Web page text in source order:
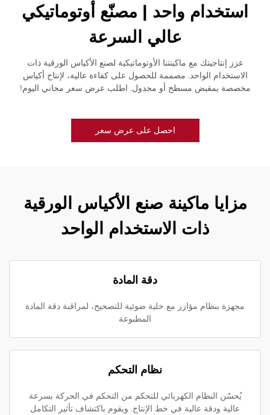
استخدام واحد | مصنّع أوتوماتيكي
عالي السرعة
عزز إنتاجيتك مع ماكينتنا الأوتوماتيكية لصنع الأكياس الورقية ذات
الاستخدام الواحد. مصممة للحصول على كفاءة عالية، لإنتاج أكياس
مخصصة بمقبض مسطح أو مجدول. اطلب عرض سعر مجاني اليوم!
احصل على عرض سعر
مزايا ماكينة صنع الأكياس الورقية
ذات الاستخدام الواحد
دقة المادة
مجهزة بنظام مؤازر مع خلية ضوئية للتصحيح، لمراقبة دقة المادة
المطبوعة
نظام التحكم
يُحسّن النظام الكهربائي للتحكم من التحكم في الحركة بسرعة
عالية ودقة عالية في خط الإنتاج. ويقوم باكتشاف تأثير التكامل